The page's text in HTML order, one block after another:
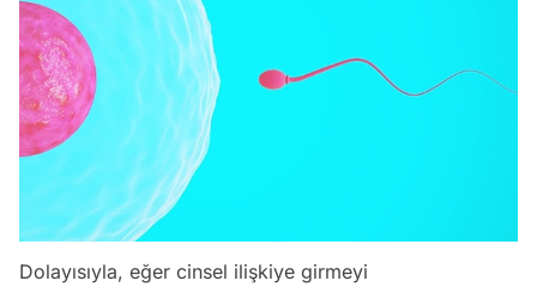
Dolayısıyla, eğer cinsel ilişkiye girmeyi